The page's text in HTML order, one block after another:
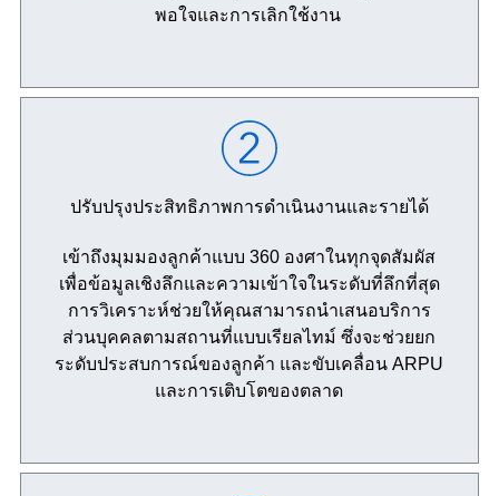
พอใจและการเลิกใช้งาน
ปรับปรุงประสิทธิภาพการดำเนินงานและรายได้
เข้าถึงมุมมองลูกค้าแบบ 360 องศาในทุกจุดสัมผัส
เพื่อข้อมูลเชิงลึกและความเข้าใจในระดับที่ลึกที่สุด
การวิเคราะห์ช่วยให้คุณสามารถนำเสนอบริการ
ส่วนบุคคลตามสถานที่แบบเรียลไทม์ ซึ่งจะช่วยยก
ระดับประสบการณ์ของลูกค้า และขับเคลื่อน ARPU
และการเติบโตของตลาด